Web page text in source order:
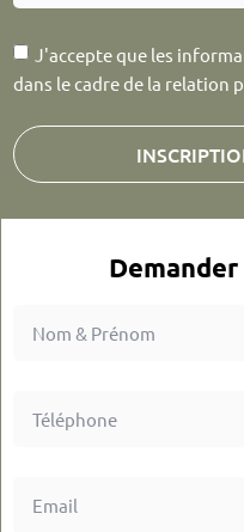
J'accepte que les
dans le cadre de la relation